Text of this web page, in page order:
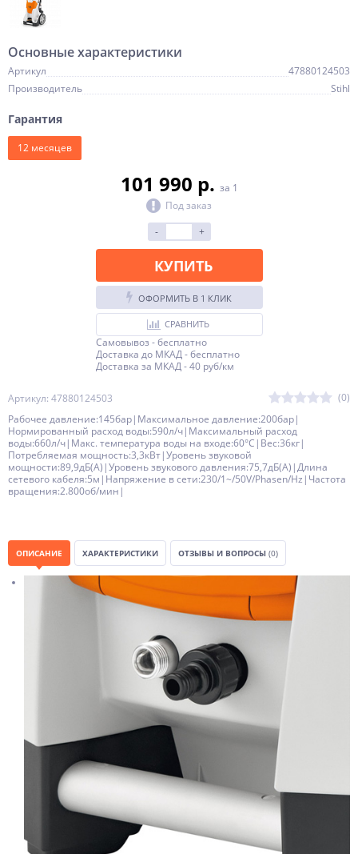
Артикул: 47880124503 (0)
Основные характеристики
Артикул
47880124503
Производитель
Stihl
Рабочее давление:145бар|Максимальное давление:200бар|
Нормированный расход воды:590л/ч|Максимальный расход
воды:660л/ч|Макс. температура воды на входе:60°C|Вес:36кг|
Потребляемая мощность:3,3кВт|Уровень звуковой
мощности:89,9дБ(A)|Уровень звукового давления:75,7дБ(A)|Длина
сетевого кабеля:5м|Напряжение в сети:230/1~/50V/Phasen/Hz|Частота
вращения:2.800об/мин|
Гарантия
12 месяцев
101 990 p. за 1
Под заказ
-
+
КУПИТЬ
ОФОРМИТЬ В 1 КЛИК
СРАВНИТЬ
Самовывоз - бесплатно
Доставка до МКАД - бесплатно
Доставка за МКАД - 40 руб/км
ОПИСАНИЕ ХАРАКТЕРИСТИКИ ОТЗЫВЫ И ВОПРОСЫ (0)